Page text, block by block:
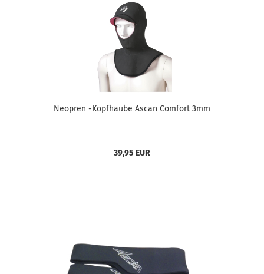
Neopren -Kopfhaube Ascan Comfort 3mm
39,95 EUR